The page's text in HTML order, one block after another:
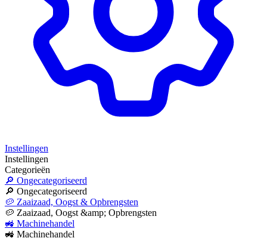
Instellingen
Instellingen
Categorieën
🔎 Ongecategoriseerd
🔎 Ongecategoriseerd
🥔 Zaaizaad, Oogst & Opbrengsten
🥔 Zaaizaad, Oogst &amp; Opbrengsten
🚜 Machinehandel
🚜 Machinehandel